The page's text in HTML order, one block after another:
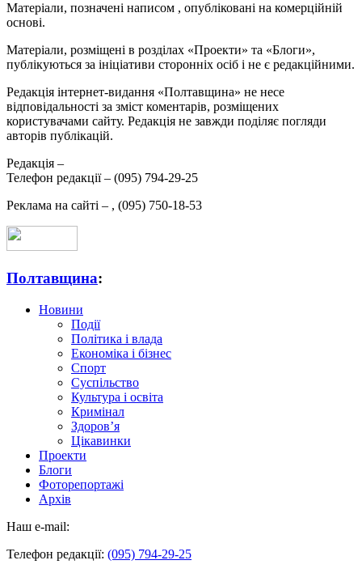
Матеріали, позначені написом , опубліковані на комерційній
основі.
Матеріали, розміщені в розділах «Проекти» та «Блоги»,
публікуються за ініціативи сторонніх осіб і не є редакційними.
Редакція інтернет-видання «Полтавщина» не несе
відповідальності за зміст коментарів, розміщених
користувачами сайту. Редакція не завжди поділяє погляди
авторів публікацій.
Редакція –
Телефон редакції – (095) 794-29-25
Реклама на сайті – , (095) 750-18-53
Полтавщина:
Новини
Події
Політика і влада
Економіка і бізнес
Спорт
Суспільство
Культура і освіта
Кримінал
Здоров’я
Цікавинки
Проекти
Блоги
Фоторепортажі
Архів
Наш e-mail:
Телефон редакції: (095) 794-29-25